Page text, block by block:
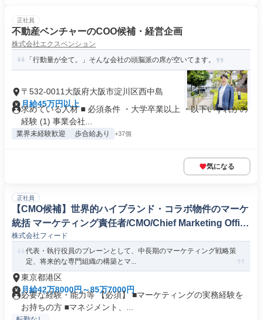
正社員
不動産ベンチャーのCOO候補・経営企画
株式会社エクスペンション
「行動量が全て。」そんな会社の頭脳派の席が空いてます。
〒532-0011大阪府大阪市淀川区西中島
月給45万円以上
求めている人材 ■ 必須条件 ・大学卒業以上 ・以下いずれかの
経験 (1) 事業会社...
業界未経験歓迎 歩合給あり +37個
気になる
正社員
【CMO候補】世界的ハイブランド・コラボ物件のマーケ
統括 マーケティング責任者/CMO/Chief Marketing Office
r
株式会社フィード
代表・執行役員のブレーンとして、中長期のマーケティング戦略策
定、将来的な専門組織の構築とマ...
東京都港区
月給42万8000円～85万7000円
必要な経験・能力等 【必須】 ■マーケティングの実務経験を
お持ちの方 ■マネジメント、...